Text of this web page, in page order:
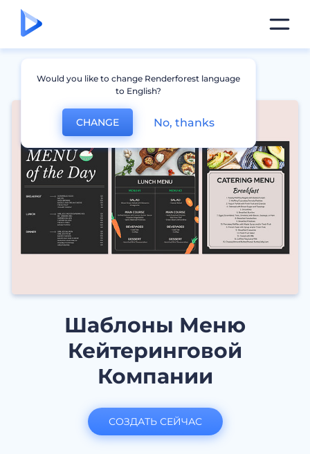
Шаблоны Меню
Кейтеринговой
Компании
СОЗДАТЬ СЕЙЧАС
Would you like to change Renderforest language
to English?
CHANGE No, thanks